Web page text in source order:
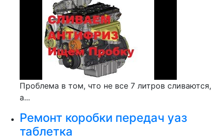
Проблема в том, что не все 7 литров сливаются,
а...
Ремонт коробки передач уаз
таблетка